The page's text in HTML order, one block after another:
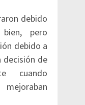
debido
pero
debido a
de
cuando